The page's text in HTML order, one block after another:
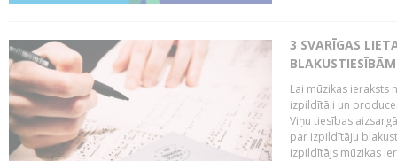
3 SVARĪGAS
BLAKUSTIESĪBĀM
Lai mūzikas ieraksts
izpildītāji un
Viņu tiesības
par izpildītāju
izpildītājs mūzikas